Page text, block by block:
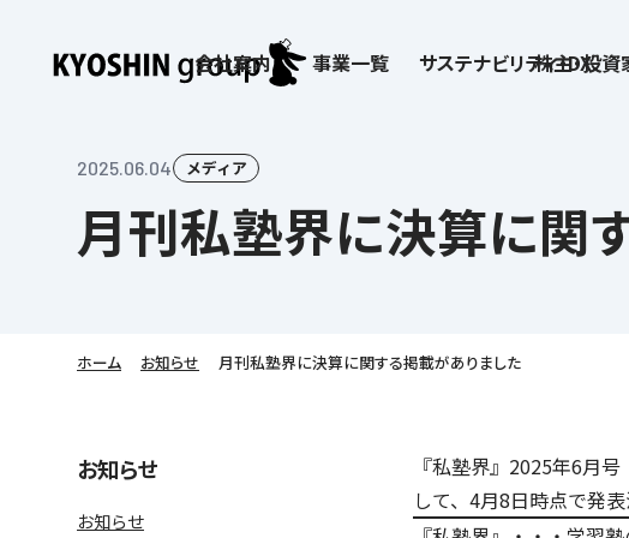
会社案内
会社案内
企業理念
教育理念
Company’s Profile
社歌
本社所在地
フランチャイズ事業
事業一覧
子どもたちの学びを支える
語学学習や留学 ライ
サステナビリティ・DX
サステナビリティ
お客さま満足度向上の取り組み
労働環境向上の取り組み
価値創造の取り組み
社会貢献活動
DXビジョン・DX戦略
情報セキュリティ方針
デジタルガバナンス方針
株主・投
株主・投資家向け情報
IR ニュース
株主・株式関連情報
ビジョン／経営方針
IRライブラリー
IRカレンダー
IRお問合せ
採用情報
京進リクルートInstagram
新卒採用情報
講師（アルバイト）募集
保育士事業 採用
2025.06.04 メディア
月刊私塾界に決算に関
ホーム お知らせ 月刊私塾界に決算に関する掲載がありました
お知らせ
お知らせ
『私塾界』2025年6月
して、4月8日時点で発